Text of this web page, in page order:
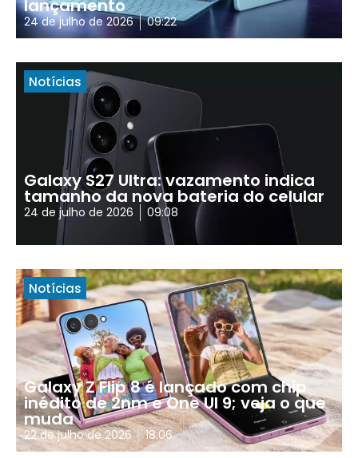
lançamento
24 de julho de 2026 09:22
Notícias
Galaxy S27 Ultra: vazamento indica
tamanho da nova bateria do celular
24 de julho de 2026 09:08
Notícias
Galaxy Z Flip 8 é lançado com chip
inédito de 2nm e One UI 9; veja o que
muda
22 de julho de 2026 18:06